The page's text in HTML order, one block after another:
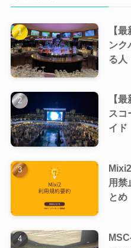
【
ンク
る人
【
スコ
イド
用禁
とめ